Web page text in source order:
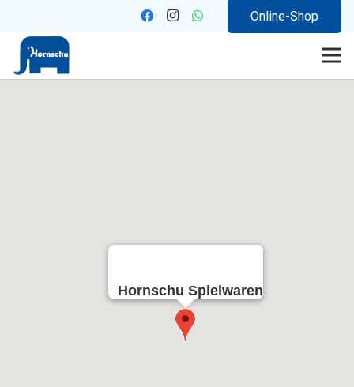
Online-Shop
Hornschu Spielwaren